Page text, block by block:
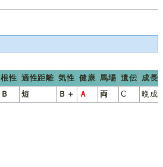
根性 適性距離 気性 健康 馬場 遺伝 成長
Ｂ 短 Ｂ＋ Ａ 両 C 晩成